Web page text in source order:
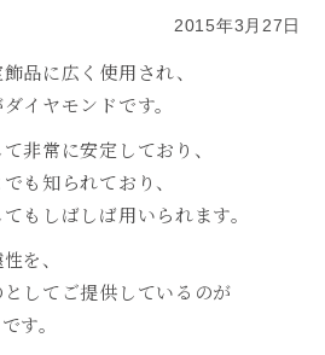
2015年3月27日
品に広く使用され、
イヤモンドです。
非常に安定しており、
も知られており、
もしばしば用いられます。
を、
してご提供しているのが
す。